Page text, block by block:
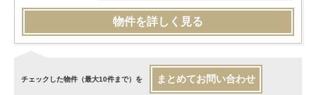
物件を詳しく見る
チェックした物件（最大10件まで）を まとめてお問い合わせ